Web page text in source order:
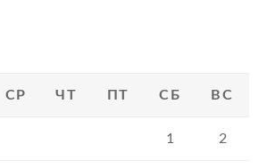
СР ЧТ ПТ СБ ВС
1 2